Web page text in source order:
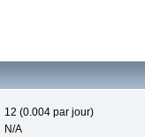
12 (0.004 par jour)
N/A